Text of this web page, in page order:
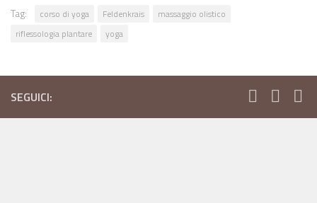
Tag: corso di yoga Feldenkrais
massaggio olistico
riflessologia plantare
yoga
SEGUICI: